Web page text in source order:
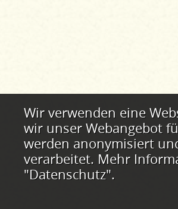
Webstatistik
Wir verwenden eine
wir unser Webangebot
werden anonymisiert
verarbeitet. Mehr
"Datenschutz".